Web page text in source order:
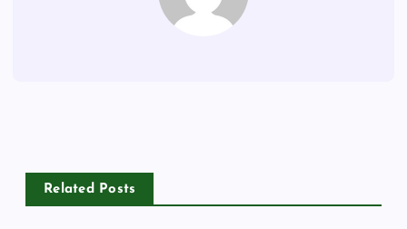
Related Posts